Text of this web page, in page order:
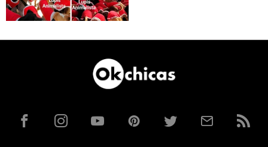
FacebookInstagramYouTubePinterestTwitterCorreoRSS